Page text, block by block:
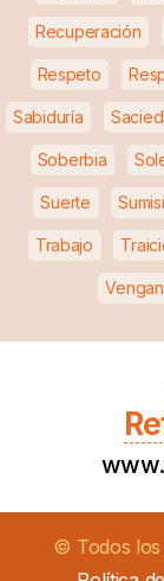
Recuperación
Respeto
Sabiduría
Soberbia
Suerte
Trabajo
© Todos los